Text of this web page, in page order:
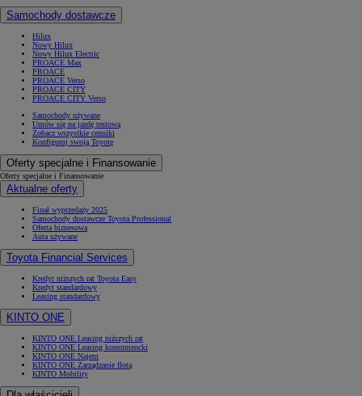
Samochody dostawcze
Hilux
Nowy Hilux
Nowy Hilux Electric
PROACE Max
PROACE
PROACE Verso
PROACE CITY
PROACE CITY Verso
Samochody używane
Umów się na jazdę testową
Zobacz wszystkie cenniki
Konfiguruj swoją Toyotę
Oferty specjalne i Finansowanie
Oferty specjalne i Finansowanie
Aktualne oferty
Finał wyprzedaży 2025
Samochody dostawcze Toyota Professional
Oferta biznesowa
Auta używane
Toyota Financial Services
Kredyt niższych rat Toyota Easy
Kredyt standardowy
Leasing standardowy
KINTO ONE
KINTO ONE Leasing niższych rat
KINTO ONE Leasing konsumencki
KINTO ONE Najem
KINTO ONE Zarządzanie flotą
KINTO Mobility